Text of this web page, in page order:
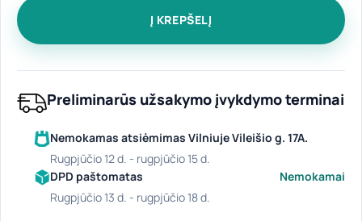
Į KREPŠELĮ
Preliminarūs užsakymo įvykdymo terminai
Nemokamas atsiėmimas Vilniuje Vileišio g. 17A.
rugpjūčio 12 d. - rugpjūčio 15 d.
DPD paštomatas
Nemokamai
rugpjūčio 13 d. - rugpjūčio 18 d.